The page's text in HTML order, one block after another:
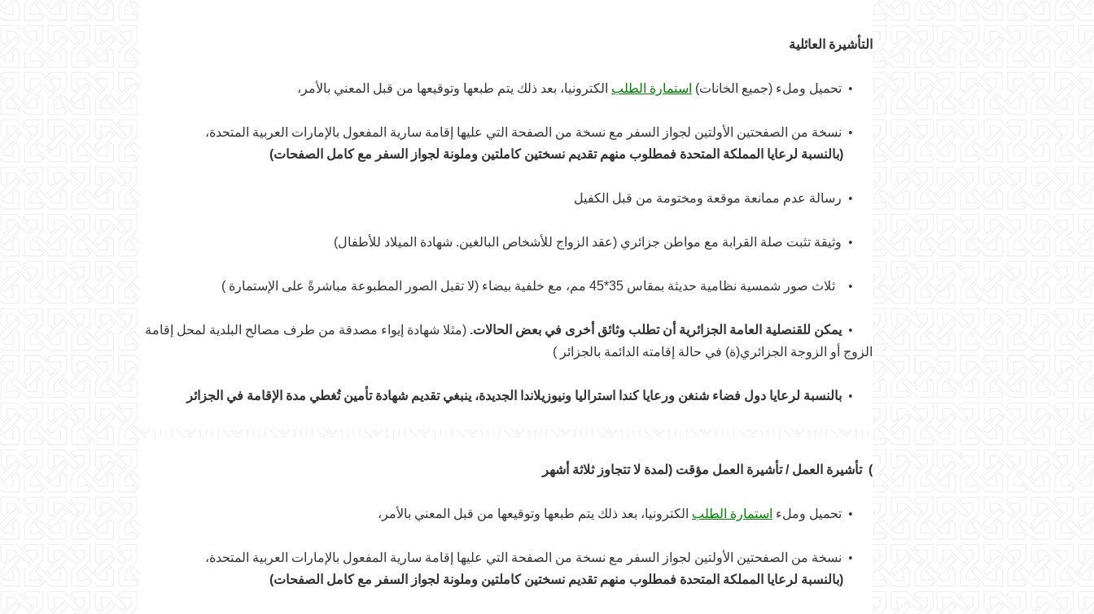
التأشيرة العائلية
• تحميل وملء (جميع الخانات) استمارة الطلب الكترونيا، بعد ذلك يتم طبعها وتوقيعها من قبل المعني بالأمر،
• نسخة من الصفحتين الأولتين لجواز السفر مع نسخة من الصفحة التي عليها إقامة سارية المفعول بالإمارات العربية المتحدة،
(بالنسبة لرعايا المملكة المتحدة فمطلوب منهم تقديم نسختين كاملتين وملونة لجواز السفر مع كامل الصفحات)
• رسالة عدم ممانعة موقعة ومختومة من قبل الكفيل
• وثيقة تثبت صلة القرابة مع مواطن جزائري (عقد الزواج للأشخاص البالغين. شهادة الميلاد للأطفال)
• ثلاث صور شمسية نظامية حديثة بمقاس 35*45 مم، مع خلفية بيضاء (لا تقبل الصور المطبوعة مباشرةً على الإستمارة )
• يمكن للقنصلية العامة الجزائرية أن تطلب وثائق أخرى في بعض الحالات. (مثلا شهادة إيواء مصدقة من طرف مصالح البلدية لمحل إقامة
الزوج أو الزوجة الجزائري(ة) في حالة إقامته الدائمة بالجزائر )
• بالنسبة لرعايا دول فضاء شنغن ورعايا كندا استراليا ونيوزيلاندا الجديدة، ينبغي تقديم شهادة تأمين تُغطي مدة الإقامة في الجزائر
(تأشيرة العمل / تأشيرة العمل مؤقت (لمدة لا تتجاوز ثلاثة أشهر
• تحميل وملء استمارة الطلب الكترونيا، بعد ذلك يتم طبعها وتوقيعها من قبل المعني بالأمر،
• نسخة من الصفحتين الأولتين لجواز السفر مع نسخة من الصفحة التي عليها إقامة سارية المفعول بالإمارات العربية المتحدة،
(بالنسبة لرعايا المملكة المتحدة فمطلوب منهم تقديم نسختين كاملتين وملونة لجواز السفر مع كامل الصفحات)